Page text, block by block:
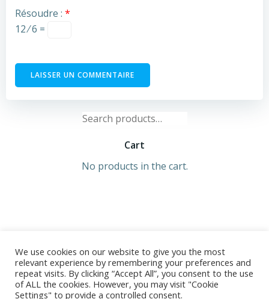
Résoudre : *
12 ⁄ 6 =
Search
Cart
No products in the cart.
© 2026 Ségolène TROUSSET. Développé avec ♥ sur
We use cookies on our website to give you the most
relevant experience by remembering your preferences and
repeat visits. By clicking “Accept All”, you consent to the use
of ALL the cookies. However, you may visit "Cookie
Settings" to provide a controlled consent.